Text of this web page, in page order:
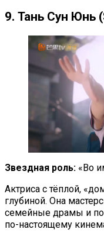
9. Тань Сун Юнь
Звездная роль: «Во
Актриса с тёплой,
глубиной. Она
семейные драмы и
по-настоящему